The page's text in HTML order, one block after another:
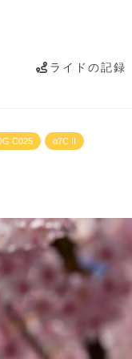
ライドの記録
C025 α7C II